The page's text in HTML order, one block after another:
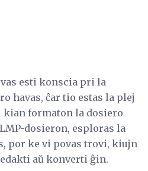
esti konscia pri la
havas, ĉar tio estas la plej
formaton la dosiero
dosieron, esploras la
por ke vi povas trovi, kiujn
aŭ konverti ĝin.